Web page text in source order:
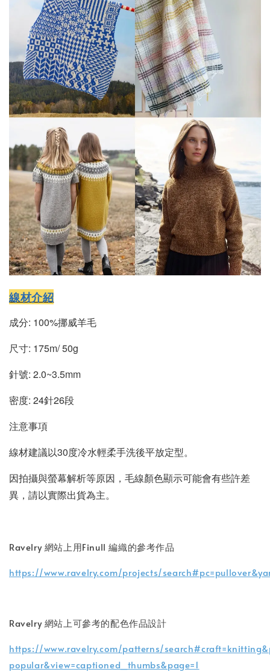
線材介紹
成分: 100%挪威羊毛
尺寸: 175m/ 50g
針號: 2.0~3.5mm
密度: 24針26段
注意事項
線材建議以30度冷水輕柔手洗後平放定型。
因拍攝與螢幕解析等原因，毛線顏色顯示可能會有些許差
異，請以實際出貨為主。
Ravelry 網站上用Finull 編織的參考作品
https://www.ravelry.com/projects/
Ravelry 網站上可參考的配色作品設計
https://www.ravelry.com/patterns/
popular&view=captioned_thumbs&page=1